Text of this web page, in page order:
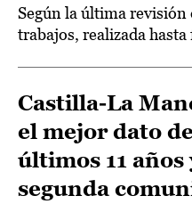
Según la última revisión
trabajos, realizada
Castilla-La
el mejor dato
últimos 11 años
segunda